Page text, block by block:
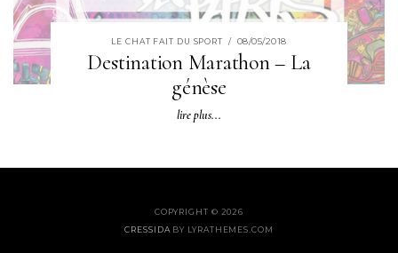
LE CHAT FAIT DU SPORT / 08/05/2018
Destination Marathon – La
génèse
lire plus...
COPYRIGHT © 2026
CRESSIDA BY LYRATHEMES.COM